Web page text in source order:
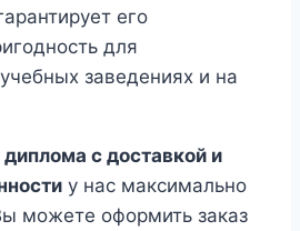
его
для
заведениях и на
диплома с доставкой и
у нас максимально
можете оформить заказ